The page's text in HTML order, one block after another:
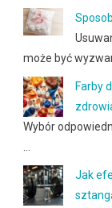
może być
Farby
Wybór
…
Jak